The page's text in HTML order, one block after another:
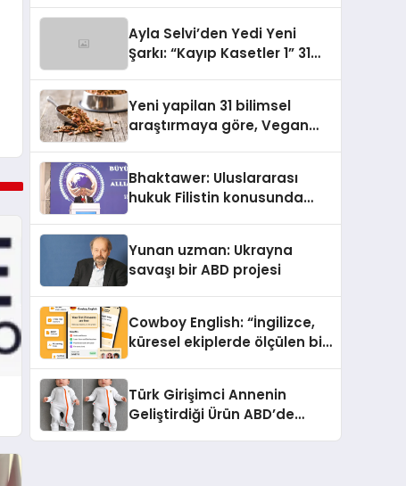
Ayla Selvi’den Yedi Yeni
Şarkı: “Kayıp Kasetler 1” 31
Yeni yapilan 31 bilimsel
araştırmaya göre, Vegan
Sindirildiğini Ortaya Koydu
Bhaktawer: Uluslararası
hukuk Filistin konusunda
Yunan uzman: Ukrayna
savaşı bir ABD projesi
Cowboy English: “İngilizce,
küresel ekiplerde ölçülen bir
Türk Girişimci Annenin
Geliştirdiği Ürün ABD’de